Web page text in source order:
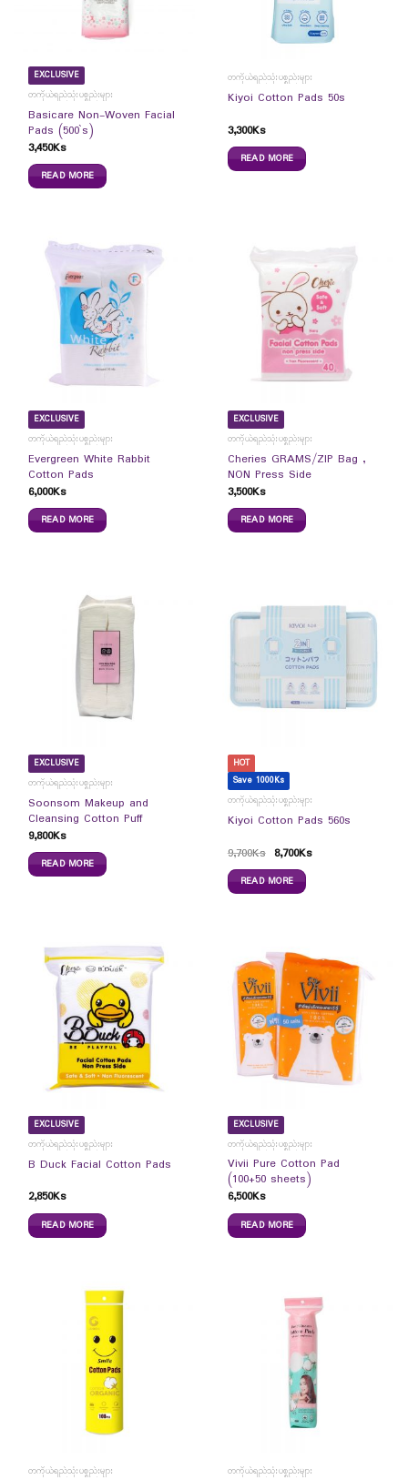
EXCLUSIVE
တကိုယ်ရည်သုံးပစ္စည်းများ
Basicare Non-Woven Facial
Pads (500`s)
3,450Ks
READ MORE
တကိုယ်ရည်သုံးပစ္စည်းများ
Kiyoi Cotton Pads 50s
3,300Ks
READ MORE
EXCLUSIVE
တကိုယ်ရည်သုံးပစ္စည်းများ
Evergreen White Rabbit
Cotton Pads
6,000Ks
READ MORE
EXCLUSIVE
တကိုယ်ရည်သုံးပစ္စည်းများ
Cheries GRAMS/ZIP Bag ,
NON Press Side
3,500Ks
READ MORE
EXCLUSIVE
တကိုယ်ရည်သုံးပစ္စည်းများ
Soonsom Makeup and
Cleansing Cotton Puff
9,800Ks
READ MORE
HOT
Save 1000Ks
တကိုယ်ရည်သုံးပစ္စည်းများ
Kiyoi Cotton Pads 560s
9,700Ks 8,700Ks
READ MORE
EXCLUSIVE
တကိုယ်ရည်သုံးပစ္စည်းများ
B Duck Facial Cotton Pads
2,850Ks
READ MORE
EXCLUSIVE
တကိုယ်ရည်သုံးပစ္စည်းများ
Vivii Pure Cotton Pad
(100+50 sheets)
6,500Ks
READ MORE
တကိုယ်ရည်သုံးပစ္စည်းများ တကိုယ်ရည်သုံးပစ္စည်းများ